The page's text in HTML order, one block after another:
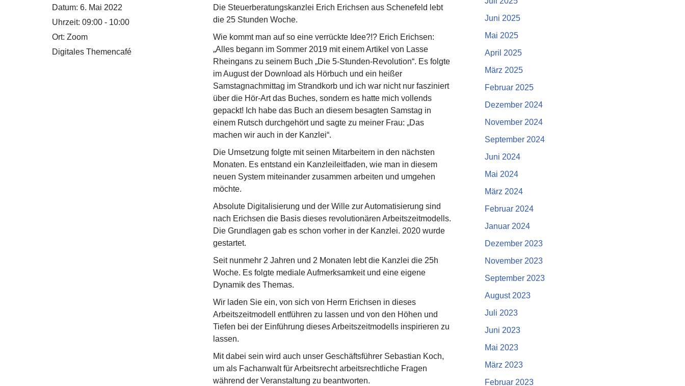
Datum: 6. Mai 2022
Uhrzeit: 09:00 - 10:00
Ort: Zoom
Digitales Themencafé
Die Steuerberatungskanzlei Erich Erichsen aus Schenefeld lebt
die 25 Stunden Woche.
Wie kommt man auf so eine verrückte Idee?!? Erich Erichsen:
„Alles begann im Sommer 2019 mit einem Artikel von Lasse
Rheingans zu seinem Buch „Die 5-Stunden-Revolution“. Es folgte
im August der Download als Hörbuch und ein heißer
Samstagnachmittag im Strandkorb und ich war nicht nur fasziniert
über die Hör-Art das Buches, sondern es hatte mich vollends
gepackt! Ich habe das Buch an diesem besagten Samstag in
einem Rutsch durchgehört und sagte zu meiner Frau: „Das
machen wir auch in der Kanzlei“.
Die Umsetzung folgte mit seinen Mitarbeitern in den nächsten
Monaten. Es entstand ein Kanzleileitfaden, wie man in diesem
neuen System miteinander zusammen arbeiten und umgehen
möchte.
Absolute Digitalisierung und der Wille zur Automatisierung sind
nach Erichsen die Basis dieses revolutionären Arbeitszeitmodells.
Die Grundlagen gab es schon vorher in der Kanzlei. 2020 wurde
gestartet.
Seit nunmehr 2 Jahren und 2 Monaten lebt die Kanzlei die 25h
Woche. Es folgte mediale Aufmerksamkeit und eine eigene
Dynamik des Themas.
Wir laden Sie ein, von sich von Herrn Erichsen in dieses
Arbeitszeitmodell entführen zu lassen und von den Höhen und
Tiefen bei der Einführung dieses Arbeitszeitmodells inspirieren zu
lassen.
Mit dabei sein wird auch unser Geschäftsführer Sebastian Koch,
um als Fachanwalt für Arbeitsrecht arbeitsrechtliche Fragen
während der Veranstaltung zu beantworten.
Juni 2025
Mai 2025
April 2025
März 2025
Februar 2025
Dezember 2024
November 2024
September 2024
Juni 2024
Mai 2024
März 2024
Februar 2024
Januar 2024
Dezember 2023
November 2023
September 2023
August 2023
Juli 2023
Juni 2023
Mai 2023
März 2023
Februar 2023